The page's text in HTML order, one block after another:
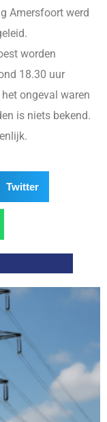
Amersfoort werd
worden
18.30 uur
ongeval waren
is niets bekend.
Twitter